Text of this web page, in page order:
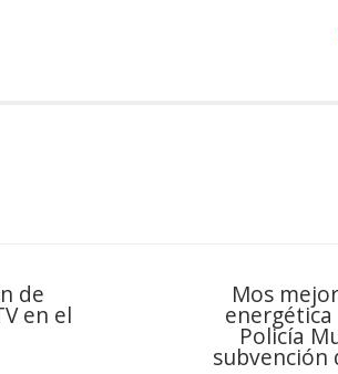
de
en el
Mos
energética
Policía
subvención